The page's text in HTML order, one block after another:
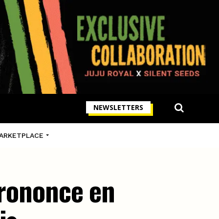
NEWSLETTERS
en